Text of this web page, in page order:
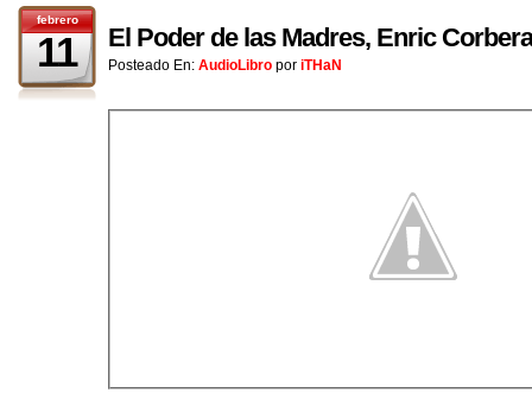
febrero
11 El Poder de las Madres, Enric
Posteado En: AudioLibro por iTHaN